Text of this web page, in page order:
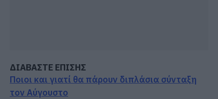
ΔΙΑΒΑΣΤΕ ΕΠΙΣΗΣ
Ποιοι και γιατί θα πάρουν διπλάσια σύνταξη
τον Αύγουστο